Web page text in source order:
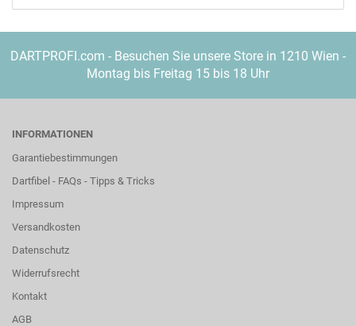
DARTPROFI.com - Besuchen Sie unsere Store in 1210 Wien -
Montag bis Freitag 15 bis 18 Uhr
INFORMATIONEN
Garantiebestimmungen
Dartfibel - FAQs - Tipps & Tricks
Impressum
Versandkosten
Datenschutz
Widerrufsrecht
Kontakt
AGB